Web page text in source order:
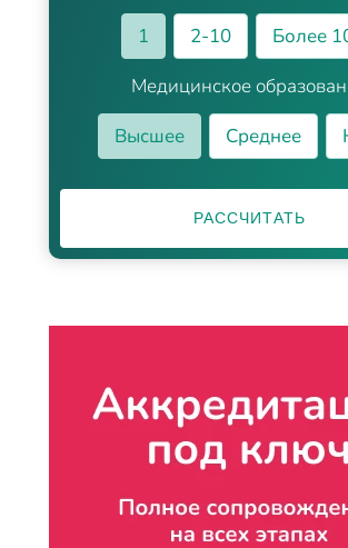
1
2-10
Более
Медицинское
Высшее
Среднее
РАССЧИТАТЬ